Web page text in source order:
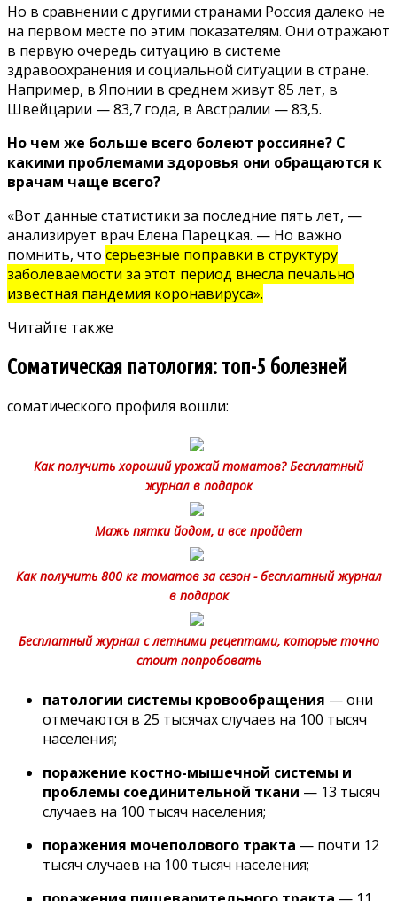
Но в сравнении с другими странами Россия далеко не
на первом месте по этим показателям. Они отражают
в первую очередь ситуацию в системе
здравоохранения и социальной ситуации в стране.
Например, в Японии в среднем живут 85 лет, в
Швейцарии — 83,7 года, в Австралии — 83,5.
Но чем же больше всего болеют россияне? С
какими проблемами здоровья они обращаются к
врачам чаще всего?
«Вот данные статистики за последние пять лет, —
анализирует врач Елена Парецкая. — Но важно
помнить, что серьезные поправки в структуру
заболеваемости за этот период внесла печально
известная пандемия коронавируса».
Читайте также
Соматическая патология: топ-5 болезней
соматического профиля вошли:
Как получить хороший урожай томатов? Бесплатный
журнал в подарок
Мажь пятки йодом, и все пройдет
Как получить 800 кг томатов за сезон - бесплатный журнал
в подарок
Бесплатный журнал с летними рецептами, которые точно
стоит попробовать
патологии системы кровообращения — они
отмечаются в 25 тысячах случаев на 100 тысяч
населения;
поражение костно-мышечной системы и
проблемы соединительной ткани — 13 тысяч
случаев на 100 тысяч населения;
поражения мочеполового тракта — почти 12
тысяч случаев на 100 тысяч населения;